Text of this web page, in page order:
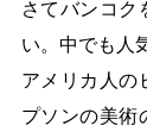
さてバンコク
い。中でも人
アメリカ人の
プソンの美術